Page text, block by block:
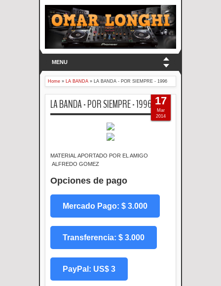
MENU
Home » LA BANDA » LA BANDA - POR SIEMPRE - 1996
LA BANDA - POR SIEMPRE - 1996
MATERIAL APORTADO POR EL AMIGO
ALFREDO GOMEZ
Opciones de pago
Mercado Pago: $ 3.000
Transferencia: $ 3.000
PayPal: US$ 3
17
Mar
2014